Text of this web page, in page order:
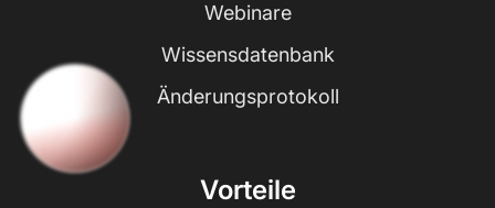
Webinare
Wissensdatenbank
Änderungsprotokoll
Vorteile